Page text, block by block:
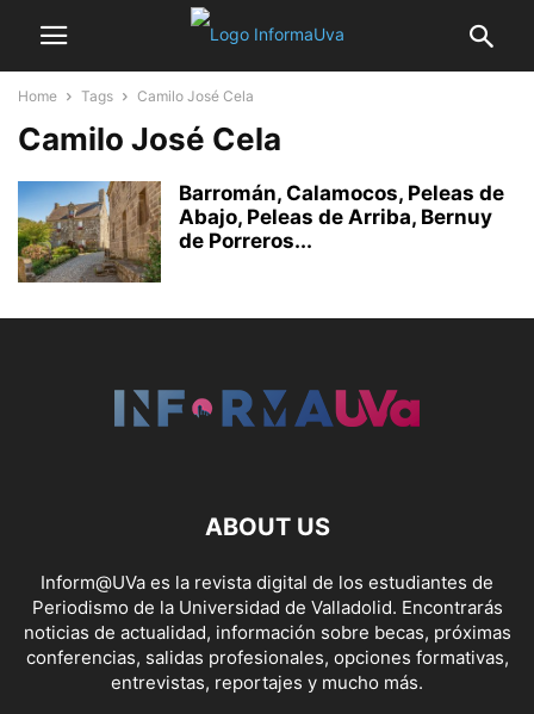
Home Tags Camilo José Cela
Camilo José Cela
Barromán, Calamocos, Peleas de
Abajo, Peleas de Arriba, Bernuy
de Porreros...
ABOUT US
Inform@UVa es la revista digital de los estudiantes de
Periodismo de la Universidad de Valladolid. Encontrarás
noticias de actualidad, información sobre becas, próximas
conferencias, salidas profesionales, opciones formativas,
entrevistas, reportajes y mucho más.